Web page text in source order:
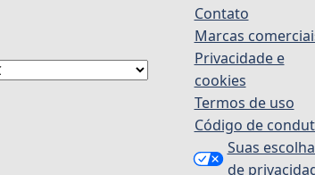
Contato
Marcas
Privacidade e
cookies
Termos de uso
Código de
Suas
de